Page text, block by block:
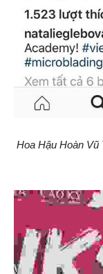
Hoa Hậu Hoàn Vũ